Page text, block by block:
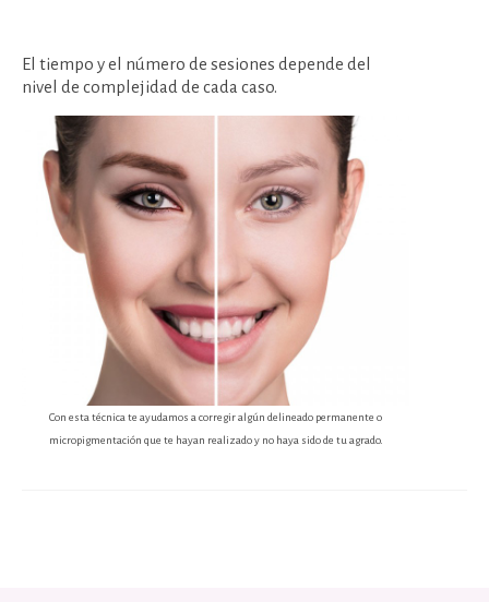
El tiempo y el número de sesiones depende del
nivel de complejidad de cada caso.
Con esta técnica te ayudamos a corregir algún delineado permanente o
micropigmentación que te hayan realizado y no haya sido de tu agrado.